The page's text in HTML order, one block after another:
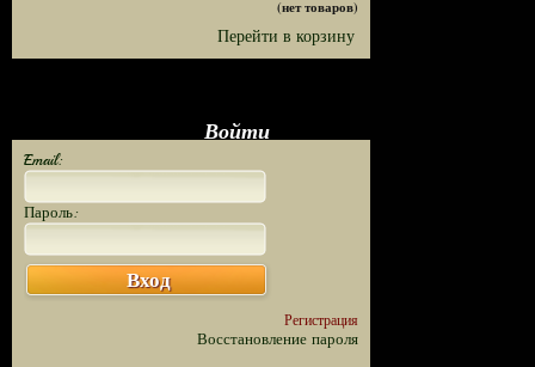
(нет товаров)
Перейти в корзину
Войти
Email:
Пароль:
Вход
Регистрация
Восстановление пароля